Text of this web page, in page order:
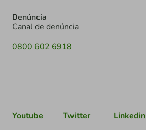
Denúncia
Canal de denúncia
0800 602 6918
Youtube Twitter Linkedin